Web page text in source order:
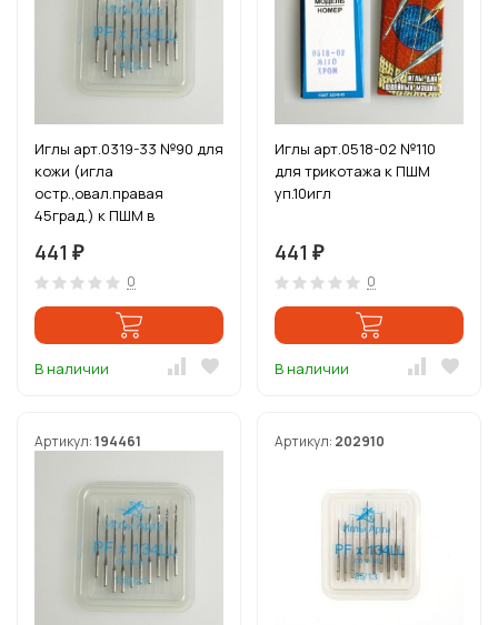
Иглы арт.0319-33 №90 для
кожи (игла
остр.,овал.правая
45град.) к ПШМ в
441 ₽
0
В наличии
Иглы арт.0518-02 №110
для трикотажа к ПШМ
уп.10игл
441 ₽
0
В наличии
Артикул:194461 Артикул: 202910